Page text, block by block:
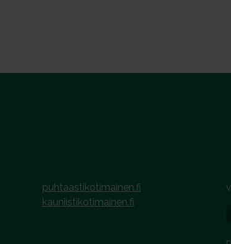
puhtaastikotimainen.fi
kauniistikotimainen.fi